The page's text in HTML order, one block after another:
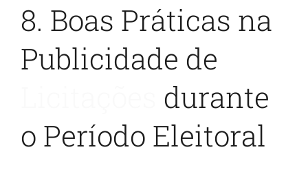
8. Boas Práticas na
Publicidade de
durante
o Período Eleitoral